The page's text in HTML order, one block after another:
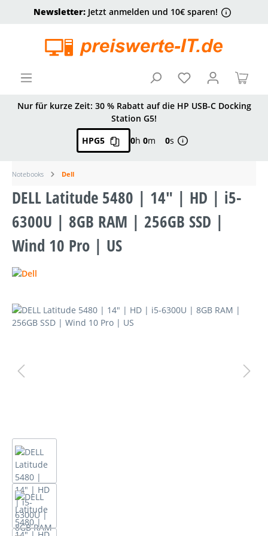
springen
Newsletter:Jetzt anmelden und 10€ sparen!
Nur für kurze Zeit: 30 % Rabatt auf die HP USB-C Docking
Station G5!
HPG5
0h 0m 0s
Notebooks Dell
DELL Latitude 5480 | 14" | HD | i5-
6300U | 8GB RAM | 256GB SSD |
Wind 10 Pro | US
Bildergalerie überspringen